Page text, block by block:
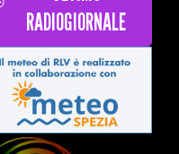
RADIOGIORNALE